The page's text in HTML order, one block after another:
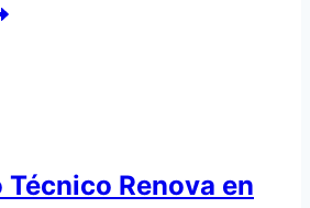
Renova en